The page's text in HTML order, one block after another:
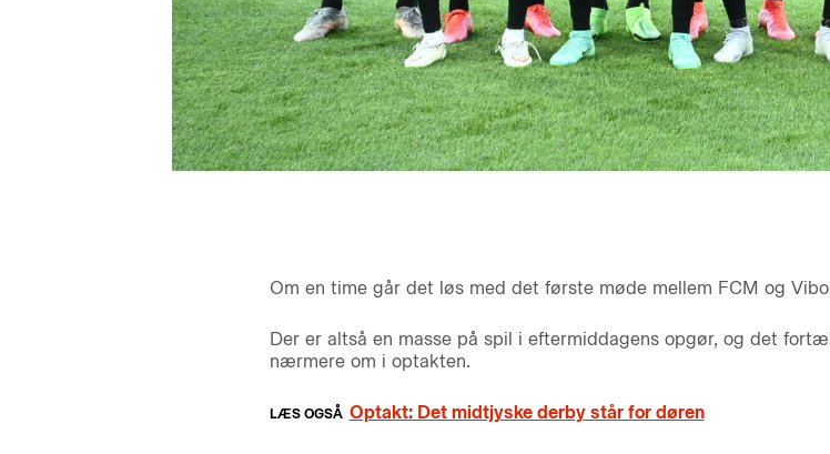
Om en time går det løs med det første møde mellem FCM og
Der er altså en masse på spil i eftermiddagens opgør, og det
nærmere om i optakten.
Optakt: Det midtjyske derby står for døren